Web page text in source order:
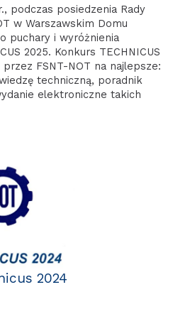
podczas posiedzenia Rady
w Warszawskim Domu
puchary i wyróżnienia
2025. Konkurs TECHNICUS
FSNT-NOT na najlepsze:
techniczną, poradnik
elektroniczne takich
2024